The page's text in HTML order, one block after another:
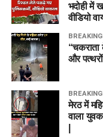
भदोही में
वीडियो
और
मेरठ में
वाला